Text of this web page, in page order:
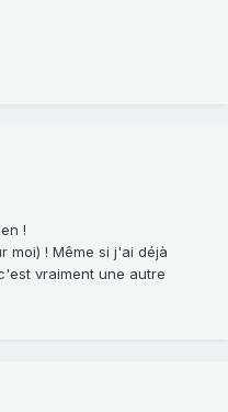
!
moi) ! Même si j'ai déjà
vraiment une autre